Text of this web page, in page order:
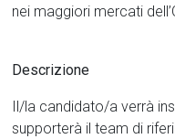
nei maggiori mercati
Descrizione
Il/la candidato/a verrà
supporterà il team di